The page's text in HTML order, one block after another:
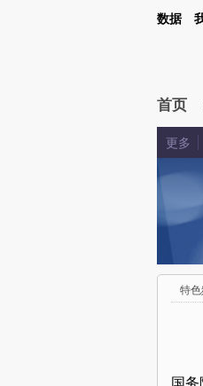
数据
首页
更多
特
国